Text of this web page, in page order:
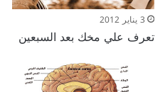
3 يناير 2012
تعرف علي مخك بعد السبعين